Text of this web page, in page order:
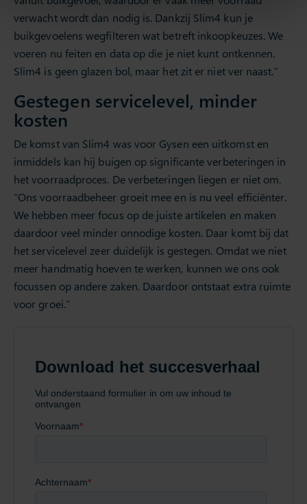
verwacht wordt dan nodig is. Dankzij Slim4 kun je
buikgevoelens wegfilteren wat betreft inkoopkeuzes. We
voeren nu feiten en data op die je niet kunt ontkennen.
Slim4 is geen glazen bol, maar het zit er niet ver naast.”
Gestegen servicelevel, minder
kosten
De komst van Slim4 was voor Gysen een uitkomst en
inmiddels kan hij buigen op significante verbeteringen in
het voorraadproces. De verbeteringen liegen er niet om.
“Ons voorraadbeheer groeit mee en is nu veel efficiënter.
We hebben meer focus op de juiste artikelen en maken
daardoor veel minder onnodige kosten. Daar komt bij dat
het servicelevel zeer duidelijk is gestegen. Omdat we niet
meer handmatig hoeven te werken, kunnen we ons ook
focussen op andere zaken. Daardoor ontstaat extra ruimte
voor groei.”